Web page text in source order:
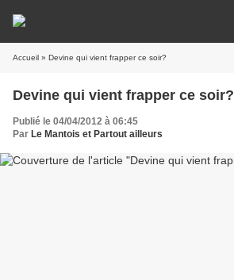
Accueil » Devine qui vient frapper ce soir?
Devine qui vient frapper ce soir?
Publié le 04/04/2012 à 06:45
Par Le Mantois et Partout ailleurs